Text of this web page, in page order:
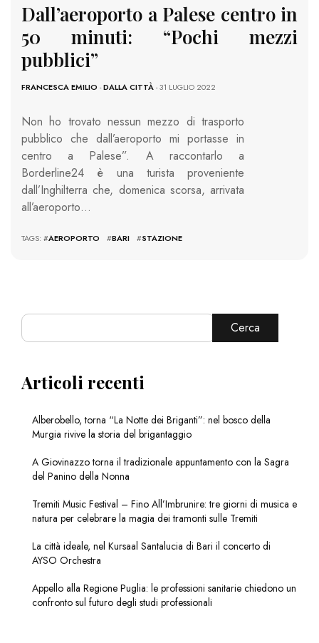
Dall’aeroporto a Palese centro in
50 minuti: “Pochi mezzi
pubblici”
FRANCESCA EMILIO -DALLA CITTÀ- 31 LUGLIO 2022
Non ho trovato nessun mezzo di trasporto
pubblico che dall’aeroporto mi portasse in
centro a Palese”. A raccontarlo a
Borderline24 è una turista proveniente
dall’Inghilterra che, domenica scorsa, arrivata
all’aeroporto…
TAGS: #AEROPORTO #BARI #STAZIONE
Cerca
Articoli recenti
Alberobello, torna “La Notte dei Briganti”: nel bosco della
Murgia rivive la storia del brigantaggio
A Giovinazzo torna il tradizionale appuntamento con la Sagra
del Panino della Nonna
Tremiti Music Festival – Fino All’Imbrunire: tre giorni di musica e
natura per celebrare la magia dei tramonti sulle Tremiti
La città ideale, nel Kursaal Santalucia di Bari il concerto di
AYSO Orchestra
Appello alla Regione Puglia: le professioni sanitarie chiedono un
confronto sul futuro degli studi professionali